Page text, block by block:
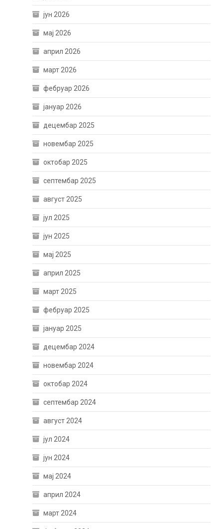
јун 2026
мај 2026
април 2026
март 2026
фебруар 2026
јануар 2026
децембар 2025
новембар 2025
октобар 2025
септембар 2025
август 2025
јул 2025
јун 2025
мај 2025
април 2025
март 2025
фебруар 2025
јануар 2025
децембар 2024
новембар 2024
октобар 2024
септембар 2024
август 2024
јул 2024
јун 2024
мај 2024
април 2024
март 2024